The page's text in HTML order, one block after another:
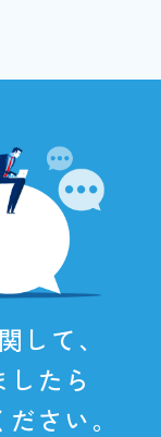
して、
たら
さい。